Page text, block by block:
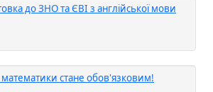
до ЗНО та ЄВІ з англійської мови
стане обов'язковим!